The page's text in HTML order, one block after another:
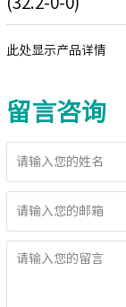
此处显示产品详情
留言咨询